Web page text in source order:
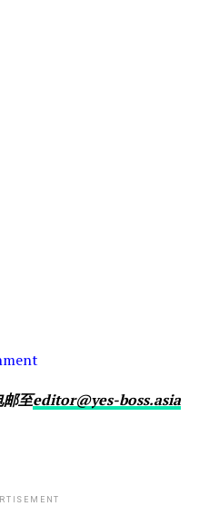
至editor@yes-boss.asia